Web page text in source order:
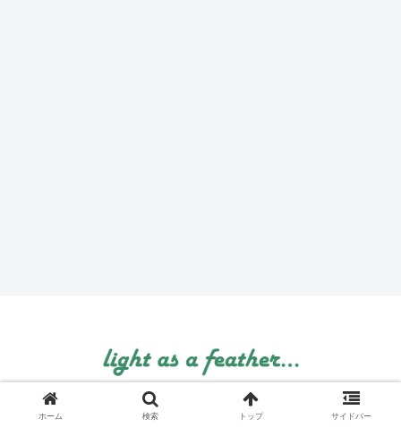
© 1999 light as a feather....
ホーム 検索 トップ サイドバー